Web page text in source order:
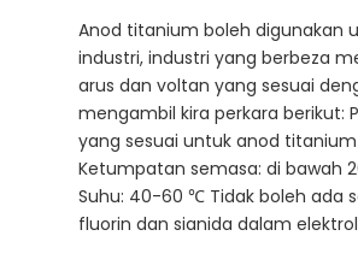
Anod titanium boleh digunakan
industri, industri yang berbeza
arus dan voltan yang sesuai
mengambil kira perkara berikut:
yang sesuai untuk anod
Ketumpatan semasa: di bawah
Suhu: 40-60 ℃ Tidak boleh ada
fluorin dan sianida dalam